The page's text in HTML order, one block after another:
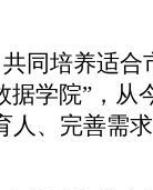
同培养适合
学院”，从
、完善需